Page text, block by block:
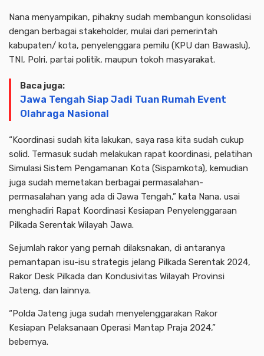
Nana menyampikan, pihakny sudah membangun konsolidasi
dengan berbagai stakeholder, mulai dari pemerintah
kabupaten/ kota, penyelenggara pemilu (KPU dan Bawaslu),
TNI, Polri, partai politik, maupun tokoh masyarakat.
Baca juga:
Jawa Tengah Siap Jadi Tuan Rumah Event
Olahraga Nasional
“Koordinasi sudah kita lakukan, saya rasa kita sudah cukup
solid. Termasuk sudah melakukan rapat koordinasi, pelatihan
Simulasi Sistem Pengamanan Kota (Sispamkota), kemudian
juga sudah memetakan berbagai permasalahan-
permasalahan yang ada di Jawa Tengah,” kata Nana, usai
menghadiri Rapat Koordinasi Kesiapan Penyelenggaraan
Pilkada Serentak Wilayah Jawa.
Sejumlah rakor yang pernah dilaksnakan, di antaranya
pemantapan isu-isu strategis jelang Pilkada Serentak 2024,
Rakor Desk Pilkada dan Kondusivitas Wilayah Provinsi
Jateng, dan lainnya.
“Polda Jateng juga sudah menyelenggarakan Rakor
Kesiapan Pelaksanaan Operasi Mantap Praja 2024,”
bebernya.